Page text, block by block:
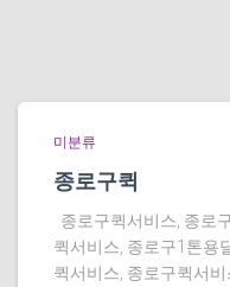
미분류
종로구퀵
종로구퀵서비스, 종로
퀵서비스, 종로구1톤용
퀵서비스, 종로구퀵서